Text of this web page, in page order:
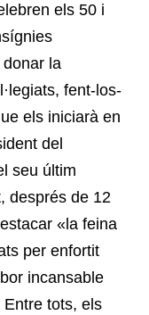
els 50 i
la
fent-los-
els iniciarà en
del
seu últim
després de 12
«la feina
per enfortit
incansable
tots, els